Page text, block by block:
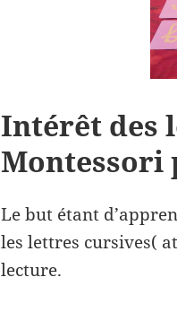
Intérêt des
Montessori
Le but étant
les lettres cursives(
lecture.